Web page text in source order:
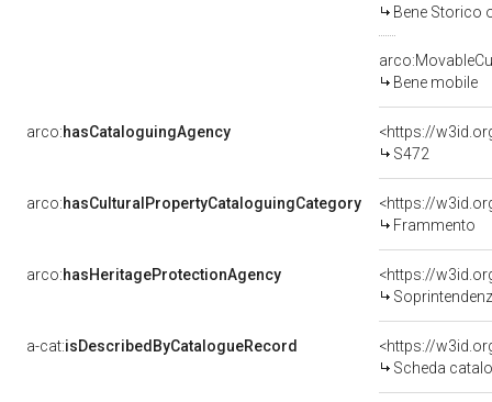
Bene Storico
Bene mobile
arco:hasCataloguingAgency
<https://
S472
arco:hasCulturalPropertyCataloguingCategory
<https://
Frammento
arco:hasHeritageProtectionAgency
<https://
Soprintendenza
a-cat:isDescribedByCatalogueRecord
<https://
Scheda